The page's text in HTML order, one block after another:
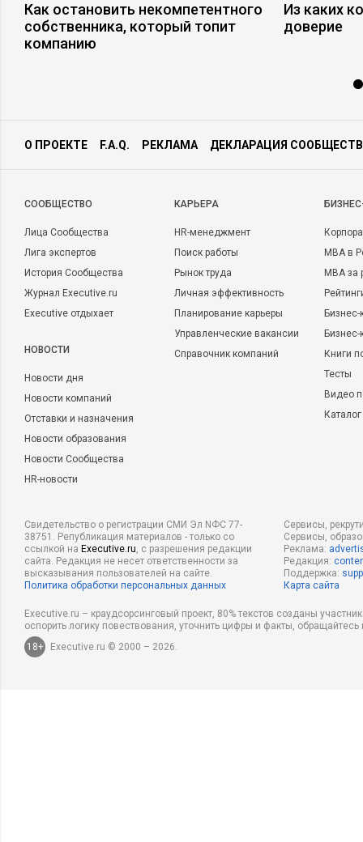
Как остановить некомпетентного
собственника, который топит
компанию
Из каких
доверие
О ПРОЕКТЕ F.A.Q. РЕКЛАМА ДЕКЛАРАЦИЯ
CООБЩЕСТВО
Лица Сообщества
Лига экспертов
История Сообщества
Журнал Executive.ru
Executive отдыхает
НОВОСТИ
Новости дня
Новости компаний
Отставки и назначения
Новости образования
Новости Сообщества
HR-новости
КАРЬЕРА
HR-менеджмент
Поиск работы
Рынок труда
Личная эффективность
Планирование карьеры
Управленческие вакансии
Справочник компаний
MBA в
MBA
Бизнес-
Книги
Тесты
Видео
Свидетельство о регистрации СМИ Эл NФС 77-
38751. Републикация материалов - только со
ссылкой на Executive.ru, с разрешения редакции
сайта. Редакция не несет ответственности за
высказывания пользователей на сайте.
Политика обработки персональных данных
Сервисы,
Сервисы,
Реклама:
Редакция:
Поддержка:
Карта сайта
Executive.ru – краудсорсинговый проект, 80% текстов созданы
оспорить логику повествования, уточнить цифры и факты,
18+
Executive.ru © 2000 – 2026.